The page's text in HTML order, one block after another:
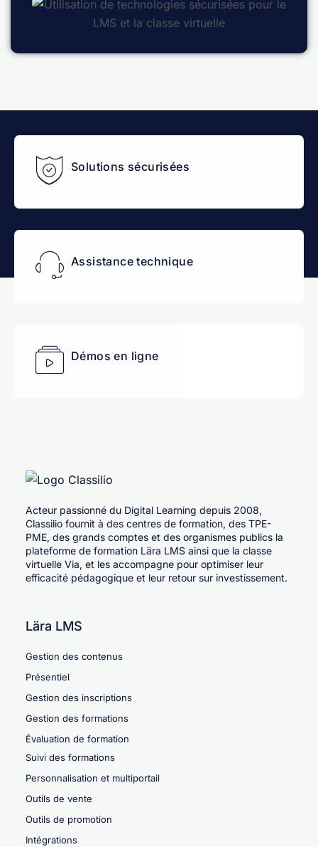
Solutions sécurisées
Assistance technique
Démos en ligne
Acteur passionné du Digital Learning depuis 2008,
Classilio fournit à des centres de formation, des TPE-
PME, des grands comptes et des organismes publics la
plateforme de formation Lära LMS ainsi que la classe
virtuelle Via, et les accompagne pour optimiser leur
efficacité pédagogique et leur retour sur investissement.
Lära LMS
Gestion des contenus
Présentiel
Gestion des inscriptions
Gestion des formations
Évaluation de formation
Suivi des formations
Personnalisation et multiportail
Outils de vente
Outils de promotion
Intégrations